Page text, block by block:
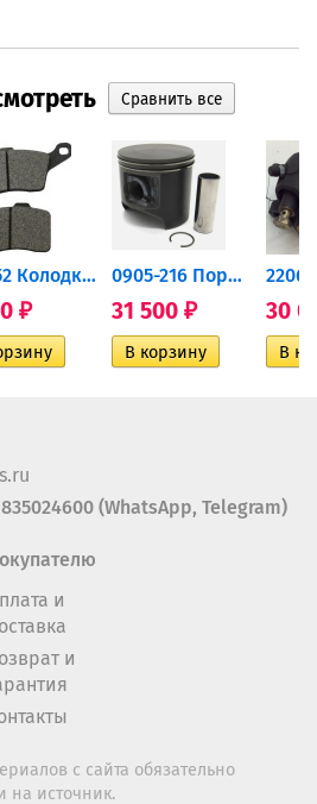
05-252 Колодки тормозные...
₽
0905-216 Поршень Arctic Cat...
31 500 ₽ 30
(WhatsApp, Telegram)
и
и
с сайта обязательно
на источник.